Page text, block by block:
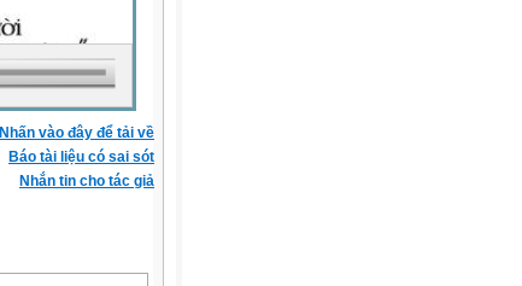
Nhấn vào đây để tải về
Báo tài liệu có sai sót
Nhắn tin cho tác giả